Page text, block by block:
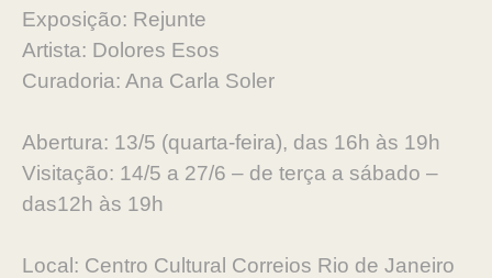
Exposição: Rejunte
Artista: Dolores Esos
Curadoria: Ana Carla Soler
Abertura: 13/5 (quarta-feira), das 16h às 19h
Visitação: 14/5 a 27/6 – de terça a sábado –
das12h às 19h
Local: Centro Cultural Correios Rio de Janeiro